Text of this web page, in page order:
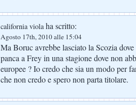
california violaha scritto:
Agosto 17th, 2010 alle 15:04
Ma Boruc avrebbe lasciato la Scozia
panca a Frey in una stagione dove non
europee ? Io credo che sia un modo per
che non credo e spero non parta titolare.